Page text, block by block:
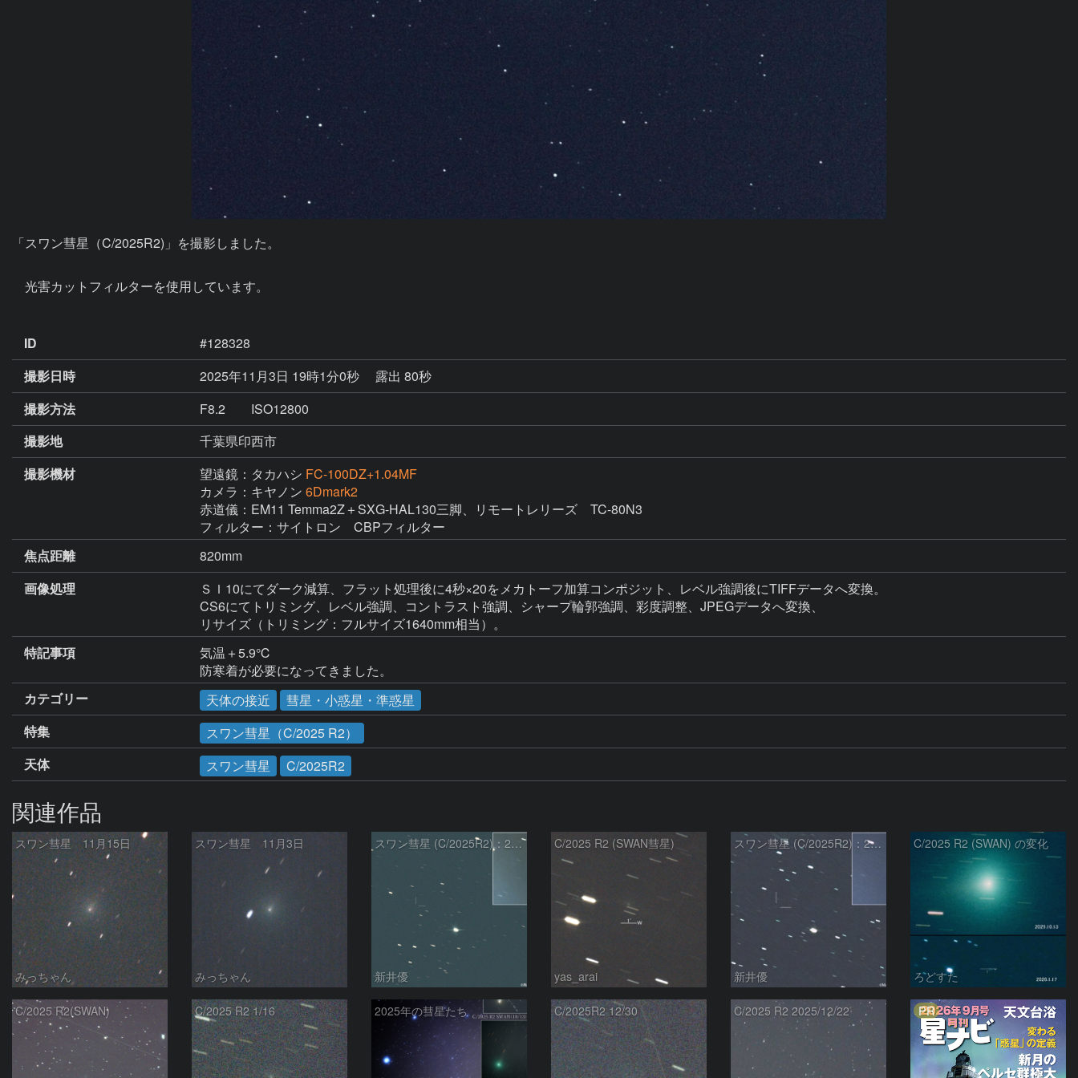
「スワン彗星（C/2025R2)」を撮影しました。
光害カットフィルターを使用しています。
ID
#128328
撮影日時
2025年11月3日 19時1分0秒
露出 80秒
撮影方法
F8.2 ISO12800
撮影地
千葉県印西市
撮影機材
望遠鏡：タカハシ FC-100DZ+1.04MF
カメラ：キヤノン 6Dmark2
赤道儀：EM11 Temma2Z＋SXG-HAL130三脚、リモートレリーズ　TC-80N3
フィルター：サイトロン　CBPフィルター
焦点距離
820mm
画像処理
ＳＩ10にてダーク減算、フラット処理後に4秒×20をメカトーフ加算コンポジット、レベル強調後にTIFFデータへ変換。
CS6にてトリミング、レベル強調、コントラスト強調、シャープ輪郭強調、彩度調整、JPEGデータへ変換、
リサイズ（トリミング：フルサイズ1640mm相当）。
特記事項
気温＋5.9℃
カテゴリー
天体の接近
彗星・小惑星・準惑星
特集
スワン彗星（C/2025 R2）
天体
スワン彗星 C/2025R2
関連作品
スワン彗星 11月15日
みっちゃん
スワン彗星 11月3日
みっちゃん
スワン彗星 (C/2025R2)：2026/01/27
新井優
C/2025 R2 (SWAN彗星)
yas_arai
スワン彗星 (C/2025R2)：2026/01/20
新井優
C/2025 R2 (SWAN) の変化
ろどすた
C/2025 R2(SWAN) C/2025 R2 1/16 2025年の彗星たち C/2025R2 12/30 C/2025 R2 2025/12/22 PR